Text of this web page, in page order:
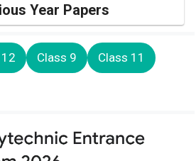
Year Papers
Class 9 Class 11